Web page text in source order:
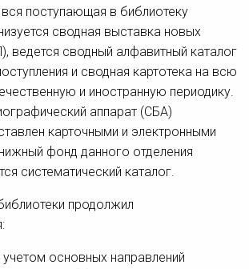
поступающая в библиотеку
сводная выставка новых
ведется сводный алфавитный каталог
и сводная картотека на всю
и иностранную периодику.
аппарат (СБА)
карточными и электронными
фонд данного отделения
систематический каталог.
продолжил
учетом основных направлений